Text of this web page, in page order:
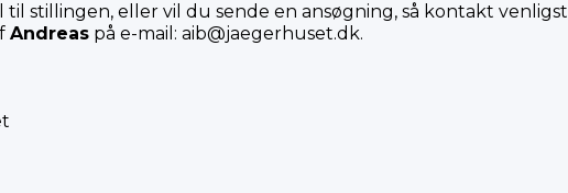
til stillingen, eller vil du sende en ansøgning, så kontakt venligst
Andreas på e-mail:aib@jaegerhuset.dk.